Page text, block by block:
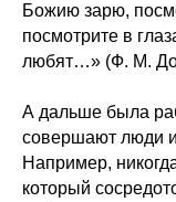
Божию зарю,
посмотрите в
любят…» (Ф. М.
А дальше была
совершают люди
Например,
который